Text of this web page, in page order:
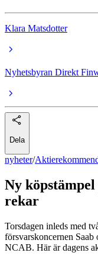
Klara Matsdotter
Nyhetsbyran Direkt
Dela
nyheter/
Ny köpstämpel
rekar
Torsdagen inleds med
försvarskoncernen Saab
NCAB. Här är dagens